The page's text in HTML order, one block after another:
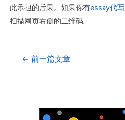
此承担的后果。如果你有essay代写
扫描网页右侧的二维码。
← 前一篇文章